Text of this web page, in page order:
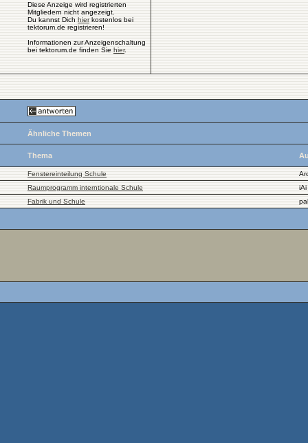
Diese Anzeige wird registrierten
Mitgliedern nicht angezeigt.
Du kannst Dich hierkostenlos bei
tektorum.de registrieren!
Informationen zur Anzeigenschaltung
bei tektorum.de finden Sie hier.
Ähnliche Themen
Thema
Fenstereinteilung Schule
Raumprogramm interntionale Schule
iAi
Fabrik und Schule